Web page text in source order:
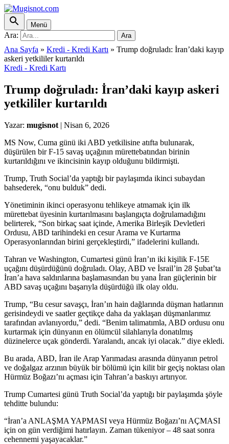
Menü
Ara: Ara
Ana Sayfa » Kredi - Kredi Kartı » Trump doğruladı: İran’daki kayıp
askeri yetkililer kurtarıldı
Kredi - Kredi Kartı
Trump doğruladı: İran’daki kayıp askeri
yetkililer kurtarıldı
Yazar: mugisnot | Nisan 6, 2026
MS Now, Cuma günü iki ABD yetkilisine atıfta bulunarak,
düşürülen bir F-15 savaş uçağının mürettebatından birinin
kurtarıldığını ve ikincisinin kayıp olduğunu bildirmişti.
Trump, Truth Social’da yaptığı bir paylaşımda ikinci subaydan
bahsederek, “onu bulduk” dedi.
Yönetiminin ikinci operasyonu tehlikeye atmamak için ilk
mürettebat üyesinin kurtarılmasını başlangıçta doğrulamadığını
belirterek, “Son birkaç saat içinde, Amerika Birleşik Devletleri
Ordusu, ABD tarihindeki en cesur Arama ve Kurtarma
Operasyonlarından birini gerçekleştirdi,” ifadelerini kullandı.
Tahran ve Washington, Cumartesi günü İran’ın iki kişilik F-15E
uçağını düşürdüğünü doğruladı. Olay, ABD ve İsrail’in 28 Şubat’ta
İran’a hava saldırılarına başlamasından bu yana İran güçlerinin bir
ABD savaş uçağını başarıyla düşürdüğü ilk olay oldu.
Trump, “Bu cesur savaşçı, İran’ın hain dağlarında düşman hatlarının
gerisindeydi ve saatler geçtikçe daha da yaklaşan düşmanlarımız
tarafından avlanıyordu,” dedi. “Benim talimatımla, ABD ordusu onu
kurtarmak için dünyanın en ölümcül silahlarıyla donatılmış
düzinelerce uçak gönderdi. Yaralandı, ancak iyi olacak.” diye ekledi.
Bu arada, ABD, İran ile Arap Yarımadası arasında dünyanın petrol
ve doğalgaz arzının büyük bir bölümü için kilit bir geçiş noktası olan
Hürmüz Boğazı’nı açması için Tahran’a baskıyı artırıyor.
Trump Cumartesi günü Truth Social’da yaptığı bir paylaşımda şöyle
tehditte bulundu:
“İran’a ANLAŞMA YAPMASI veya Hürmüz Boğazı’nı AÇMASI
için on gün verdiğimi hatırlayın. Zaman tükeniyor – 48 saat sonra
cehennemi yaşayacaklar.”